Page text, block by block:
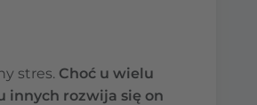
stres. Choć u wielu
innych rozwija się on